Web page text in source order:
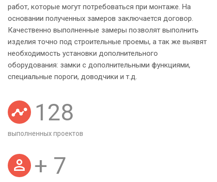
работ, которые могут потребоваться при монтаже. На
основании полученных замеров заключается договор.
Качественно выполненные замеры позволят выполнить
изделия точно под строительные проемы, а так же выявят
необходимость установки дополнительного
оборудования: замки с дополнительными функциями,
специальные пороги, доводчики и т.д.
128
выполненных проектов
+ 7